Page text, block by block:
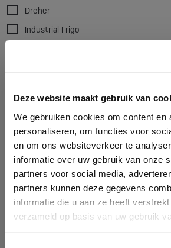
Deze website maakt gebruik van
We gebruiken cookies om content en
personaliseren, om functies voor
en om ons websiteverkeer te
informatie over uw gebruik van onze
partners voor social media,
partners kunnen deze gegevens
informatie die u aan ze heeft
verzameld op basis van uw gebruik
Dust removal
Pellitizers
Dreher
Industrial Frigo
SchirpMAG
Sysmetric
Vismec
Clear all filters